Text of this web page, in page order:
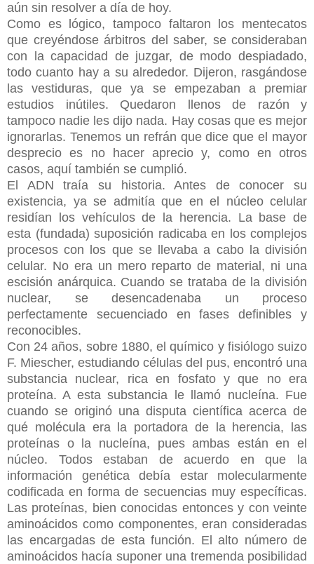
aún sin resolver a día de hoy.
Como es lógico, tampoco faltaron los mentecatos
que creyéndose árbitros del saber, se consideraban
con la capacidad de juzgar, de modo despiadado,
todo cuanto hay a su alrededor. Dijeron, rasgándose
las vestiduras, que ya se empezaban a premiar
estudios inútiles. Quedaron llenos de razón y
tampoco nadie les dijo nada. Hay cosas que es mejor
ignorarlas. Tenemos un refrán que dice que el mayor
desprecio es no hacer aprecio y, como en otros
casos, aquí también se cumplió.
El ADN traía su historia. Antes de conocer su
existencia, ya se admitía que en el núcleo celular
residían los vehículos de la herencia. La base de
esta (fundada) suposición radicaba en los complejos
procesos con los que se llevaba a cabo la división
celular. No era un mero reparto de material, ni una
escisión anárquica. Cuando se trataba de la división
nuclear, se desencadenaba un proceso
perfectamente secuenciado en fases definibles y
reconocibles.
Con 24 años, sobre 1880, el químico y fisiólogo suizo
F. Miescher, estudiando células del pus, encontró una
substancia nuclear, rica en fosfato y que no era
proteína. A esta substancia le llamó nucleína. Fue
cuando se originó una disputa científica acerca de
qué molécula era la portadora de la herencia, las
proteínas o la nucleína, pues ambas están en el
núcleo. Todos estaban de acuerdo en que la
información genética debía estar molecularmente
codificada en forma de secuencias muy específicas.
Las proteínas, bien conocidas entonces y con veinte
aminoácidos como componentes, eran consideradas
las encargadas de esta función. El alto número de
aminoácidos hacía suponer una tremenda posibilidad